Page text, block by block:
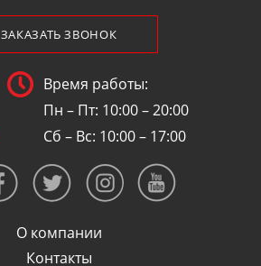
ЗАКАЗАТЬ ЗВОНОК
Время работы:
Пн – Пт: 10:00 – 20:00
Сб – Вс: 10:00 – 17:00
О компании
Контакты